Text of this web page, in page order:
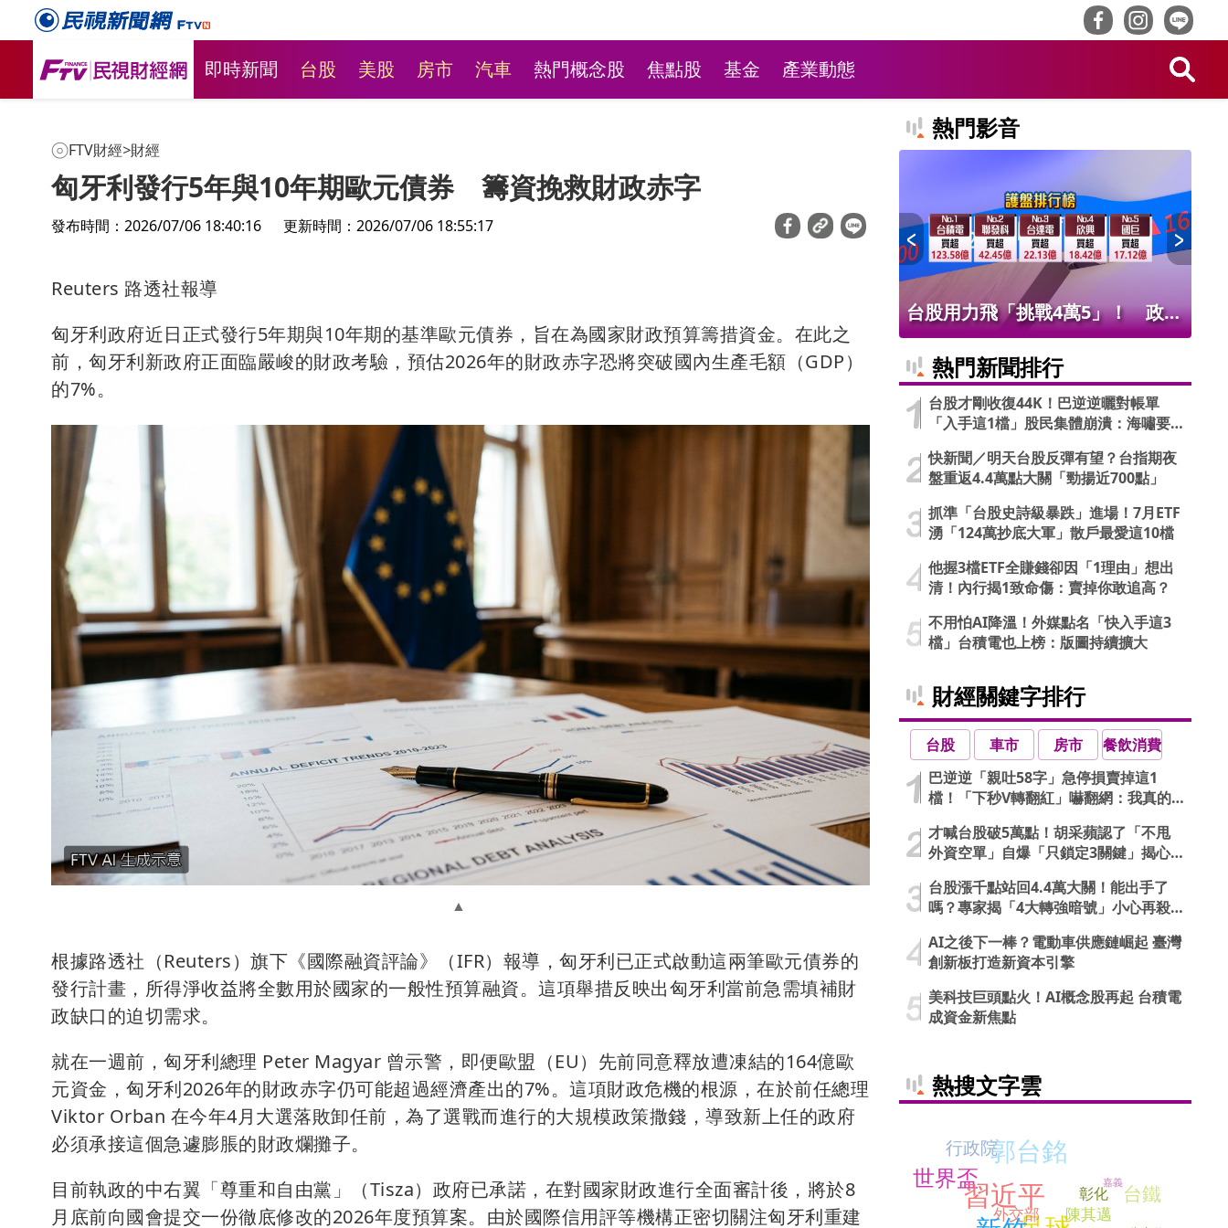
即時新聞 台股 美股 房市 汽車 熱門概念股 焦點股 基金 產業動態
FTV財經>財經
匈牙利發行5年與10年期歐元債券 籌資挽救財政赤字
發布時間：2026/07/06 18:40:16 更新時間：2026/07/06 18:55:17
Reuters 路透社報導
匈牙利政府近日正式發行5年期與10年期的基準歐元債券，旨在為國家財政預算籌措資金。在此之
前，匈牙利新政府正面臨嚴峻的財政考驗，預估2026年的財政赤字恐將突破國內生產毛額（GDP）
的7%。
根據路透社（Reuters）旗下《國際融資評論》（IFR）報導，匈牙利已正式啟動這兩筆歐元債券的
發行計畫，所得淨收益將全數用於國家的一般性預算融資。這項舉措反映出匈牙利當前急需填補財
政缺口的迫切需求。
就在一週前，匈牙利總理 Peter Magyar 曾示警，即便歐盟（EU）先前同意釋放遭凍結的164億歐
元資金，匈牙利2026年的財政赤字仍可能超過經濟產出的7%。這項財政危機的根源，在於前任總理
Viktor Orban 在今年4月大選落敗卸任前，為了選戰而進行的大規模政策撒錢，導致新上任的政府
必須承接這個急遽膨脹的財政爛攤子。
目前執政的中右翼「尊重和自由黨」（Tisza）政府已承諾，在對國家財政進行全面審計後，將於8
月底前向國會提交一份徹底修改的2026年度預算案。由於國際信用評等機構正密切關注匈牙利重建
熱門影音
不捨盼「新莊陳意涵」接班
台股用力飛「挑戰4萬5」！ 政府
熱門新聞排行
台股才剛收復44K！巴逆逆曬對帳單
「入手這1檔」股民集體崩潰：海嘯要
快新聞／明天台股反彈有望？台指期夜
盤重返4.4萬點大關「勁揚近700點」
抓準「台股史詩級暴跌」進場！7月ETF
湧「124萬抄底大軍」散戶最愛這10檔
他握3檔ETF全賺錢卻因「1理由」想出
清！內行揭1致命傷：賣掉你敢追高？
不用怕AI降溫！外媒點名「快入手這3
檔」台積電也上榜：版圖持續擴大
財經關鍵字排行
台股 車市 房市
餐飲消費
巴逆逆「親吐58字」急停損賣掉這1
檔！「下秒V轉翻紅」嚇翻網：我真的
才喊台股破5萬點！胡采蘋認了「不甩
外資空單」自爆「只鎖定3關鍵」揭心
台股漲千點站回4.4萬大關！能出手了
嗎？專家揭「4大轉強暗號」小心再殺
AI之後下一棒？電動車供應鏈崛起 臺灣
創新板打造新資本引擎
美科技巨頭點火！AI概念股再起 台積電
成資金新焦點
熱搜文字雲
郭台銘
世界盃習近平 嘉義
陳其邁
彰化
外交部
台鐵
行政院